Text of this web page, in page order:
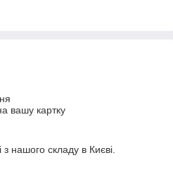
вашу картку
з нашого складу в Києві.